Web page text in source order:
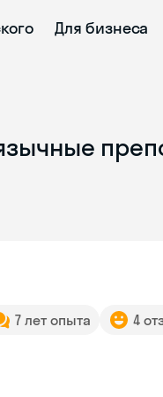
Для бизнеса
7 лет опыта 4